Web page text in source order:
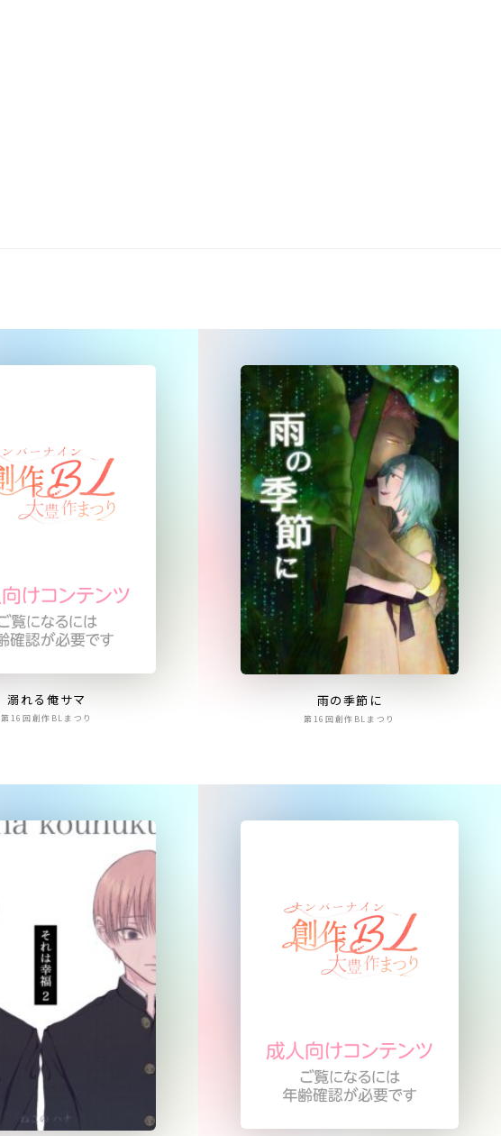
溺れる俺サマ
第16回創作BLまつり
雨の季節に
第16回創作BLまつり